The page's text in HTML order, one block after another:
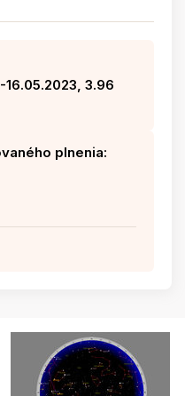
16.05.2023, 3.96
plnenia: